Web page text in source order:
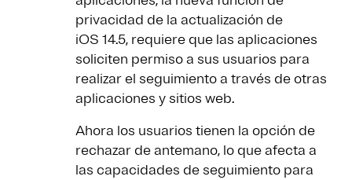
privacidad de la actualización de
iOS 14.5, requiere que las aplicaciones
soliciten permiso a sus usuarios para
realizar el seguimiento a través de otras
aplicaciones y sitios web.
Ahora los usuarios tienen la opción de
rechazar de antemano, lo que afecta a
las capacidades de seguimiento para